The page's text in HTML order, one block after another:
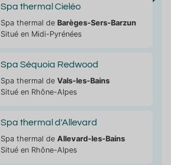
Spa thermal Cieléo
Spa thermal de Barèges-Sers-Barzun
Situé en Midi-Pyrénées
Spa Séquoia Redwood
Spa thermal de Vals-les-Bains
Situé en Rhône-Alpes
Spa thermal d'Allevard
Spa thermal de Allevard-les-Bains
Situé en Rhône-Alpes